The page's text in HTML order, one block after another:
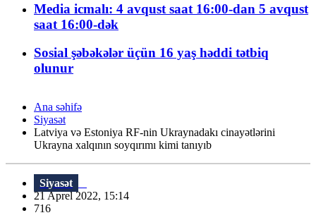
Media icmalı: 4 avqust saat 16:00-dan 5 avqust
saat 16:00-dək
Sosial şəbəkələr üçün 16 yaş həddi tətbiq
olunur
Ana səhifə
Siyasət
Latviya və Estoniya RF-nin Ukraynadakı cinayətlərini
Ukrayna xalqının soyqırımı kimi tanıyıb
Siyasət
21 Aprel 2022, 15:14
716